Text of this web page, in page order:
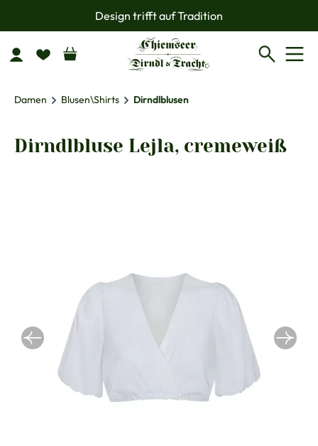
Zum Hauptinhalt springenDesign trifft auf Tradition
Damen Blusen\Shirts Dirndlblusen
Dirndlbluse Lejla, cremeweiß